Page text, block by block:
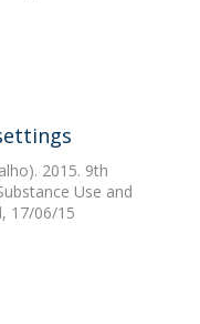
2015. 9th
Use and
17/06/15